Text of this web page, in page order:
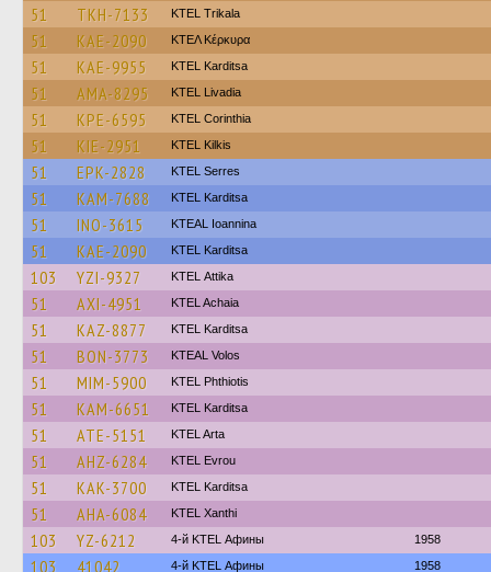
51 TKH-7133 ΚΤΕL Τrikala
51 KAE-2090 ΚΤΕΛ Κέρκυρα
51 KAE-9955 ΚΤΕL Karditsa
51 AMA-8295 KTEL Livadia
51 KPE-6595 KTEL Corinthia
51 KIE-2951 KTEL Kilkis
51 EPK-2828 KTEL Serres
51 KAM-7688 ΚΤΕL Karditsa
51 INO-3615 KTEAL Ioannina
51 KAE-2090 ΚΤΕL Karditsa
103 YZI-9327 KΤΕL Αttika
51 AXI-4951 KTEL Achaia
51 KAZ-8877 ΚΤΕL Karditsa
51 BON-3773 KTEAL Volos
51 MIM-5900 ΚΤΕL Phthiotis
51 KAM-6651 ΚΤΕL Karditsa
51 ATE-5151 KTEL Arta
51 AHZ-6284 KTEL Evrou
51 KAK-3700 ΚΤΕL Karditsa
51 AHA-6084 KTEL Xanthi
103 YZ-6212 4-й KTEL Афины 1958
103 41042 4-й KTEL Афины 1958